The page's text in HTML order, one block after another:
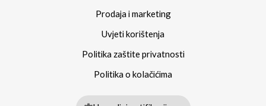
Prodaja i marketing
Uvjeti korištenja
Politika zaštite privatnosti
Politika o kolačićima